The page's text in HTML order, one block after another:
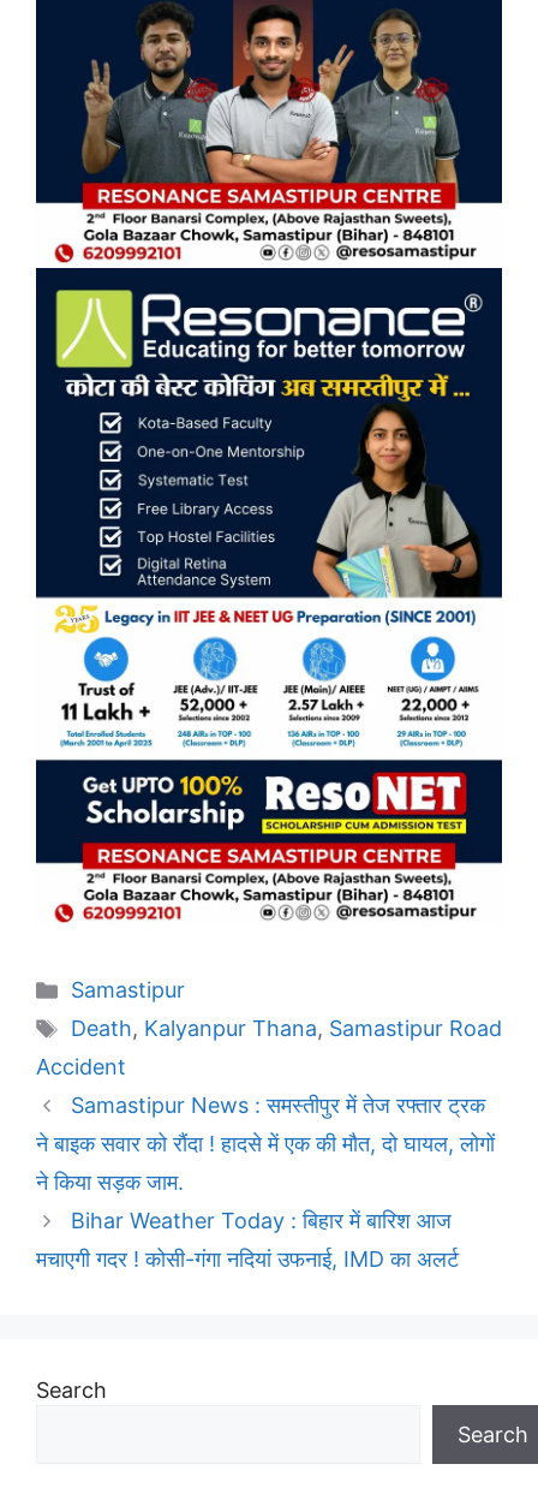
Categories
Samastipur
Tags
Death, Kalyanpur Thana, Samastipur Road
Accident
Samastipur News : समस्तीपुर में तेज रफ्तार ट्रक
ने बाइक सवार को रौंदा ! हादसे में एक की मौत, दो घायल, लोगों
ने किया सड़क जाम.
Bihar Weather Today : बिहार में बारिश आज
मचाएगी गदर ! कोसी-गंगा नदियां उफनाई, IMD का अलर्ट
Search
Search